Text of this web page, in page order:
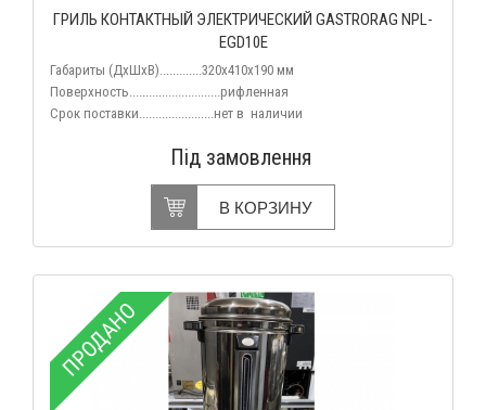
ГРИЛЬ КОНТАКТНЫЙ ЭЛЕКТРИЧЕСКИЙ GASTRORAG NPL-
EGD10E
Габариты (ДхШхВ).............320х410х190 мм
Поверхность............................рифленная
Срок поставки.......................нет в наличии
Під замовлення
В КОРЗИНУ
ПРОДАНО